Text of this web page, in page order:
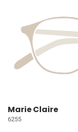
Marie Claire
6255